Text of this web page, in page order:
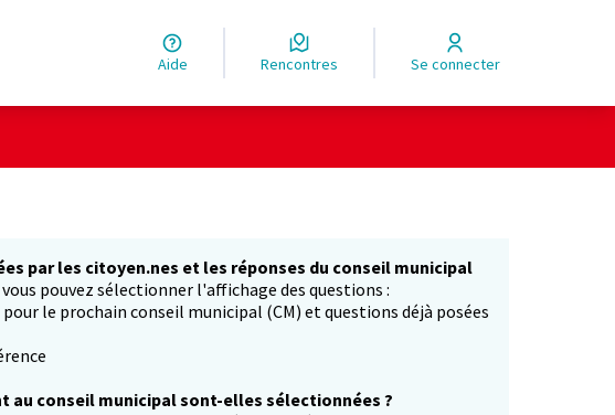
Aide Rencontres Se connecter
par les citoyen.nes et les réponses du conseil municipal
pouvez sélectionner l'affichage des questions :
le prochain conseil municipal (CM) et questions déjà posées
au conseil municipal sont-elles sélectionnées ?